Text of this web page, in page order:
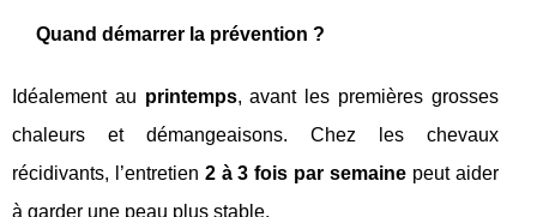
Quand démarrer la prévention ?
Idéalement au printemps, avant les premières grosses
chaleurs et démangeaisons. Chez les chevaux
récidivants, l’entretien 2 à 3 fois par semainepeut aider
à garder une peau plus stable.